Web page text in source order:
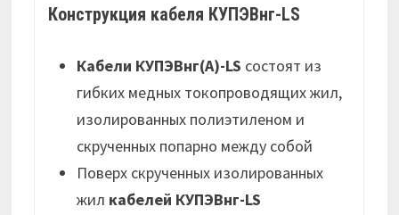
Конструкция кабеля КУПЭВнг-LS
Кабели КУПЭВнг(А)-LS состоят из
гибких медных токопроводящих жил,
изолированных полиэтиленом и
скрученных попарно между собой
Поверх скрученных изолированных
жил кабелей КУПЭВнг-LS